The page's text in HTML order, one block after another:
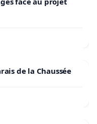
de la Chaussée